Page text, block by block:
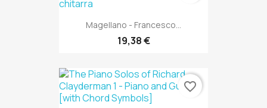
Magellano - Francesco...
19,38 €
favorite_border